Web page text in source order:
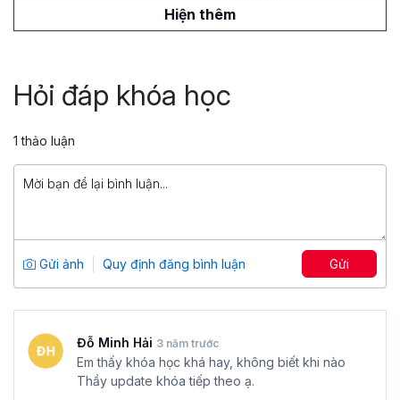
triển kỹ năng truy vấn dữ liệu bằng SQL của mình.
899,000 đ
Tổng số 8 giờ
54 bài giảng
1,500,000 đ
chuyên sâu
Tổng số 7 giờ
54 bài giảng
4.71
861
Hiện thêm
Hỏi đáp khóa học
1 thảo luận
Gửi ảnh Quy định đăng bình luận Gửi
Đỗ Minh Hải 3 năm trước
Em thấy khóa học khá hay, không biết khi nào
Thầy update khóa tiếp theo ạ.